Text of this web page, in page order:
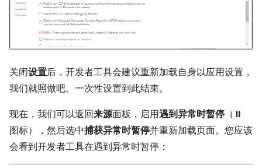
关闭设置后，开发者工具会建议重新加载自身以应用设置，
我们就照做吧。一次性设置到此结束。
现在，我们可以返回来源面板，启用遇到异常时暂停 （⏸
图标），然后选中捕获异常时暂停并重新加载页面。您应该
会看到开发者工具在遇到异常时暂停：